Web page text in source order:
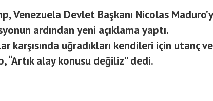
Venezuela Devlet Başkanı Nicolas
ardından yeni açıklama yaptı.
karşısında uğradıkları kendileri için utanç
“Artık alay konusu değiliz” dedi.